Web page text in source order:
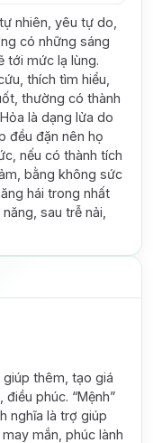
nhiên, yêu tự do,
có những sáng
tới mức lạ lùng.
thích tìm hiểu,
thường có thành
là dạng lửa do
đều đặn nên họ
nếu có thành tích
bằng không sức
hái trong nhất
sau trễ nải,
giúp thêm, tạo giá
phúc. “Mệnh”
nghĩa là trợ giúp
mắn, phúc lành